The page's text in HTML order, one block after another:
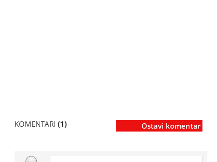
KOMENTARI (1) Ostavi komentar